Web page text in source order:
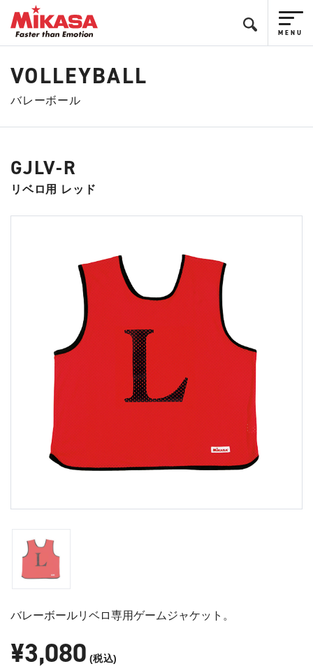
VOLLEYBALL
バレーボール
GJLV-R
リベロ用 レッド
バレーボールリベロ専用ゲームジャケット。
¥3,080 (税込)